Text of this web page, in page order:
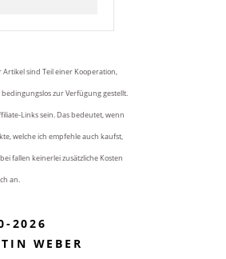
sind Teil einer Kooperation,
zur Verfügung gestellt.
Links sein. Das bedeutet, wenn
welche ich empfehle auch kaufst,
fallen keinerlei zusätzliche Kosten
an.
2026
WEBER